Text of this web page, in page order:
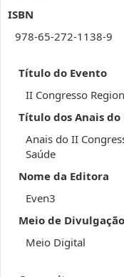
ISBN
978-65-272-1138-9
Título do Evento
II Congresso
Título dos Anais do
Anais do II
Saúde
Nome da Editora
Even3
Meio de Divulgação
Meio Digital